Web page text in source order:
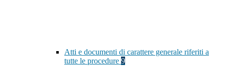
Atti e documenti di carattere generale riferiti a
tutte le procedure 9